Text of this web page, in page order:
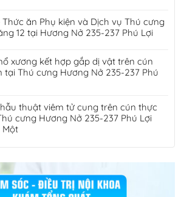
Thức ăn Phụ kiện và Dịch vụ Thú cưng
12 tại Hương Nở 235-237 Phú Lợi
xương kết hợp gắp dị vật trên cún
tại Thú cưng Hương Nở 235-237 Phú
thuật viêm tử cung trên cún thực
cưng Hương Nở 235-237 Phú Lợi
Một